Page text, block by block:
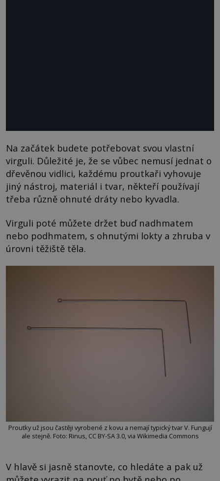
Na začátek budete potřebovat svou vlastní
virguli. Důležité je, že se vůbec nemusí jednat o
dřevěnou vidlici, každému proutkaři vyhovuje
jiný nástroj, materiál i tvar, někteří používají
třeba různě ohnuté dráty nebo kyvadla.
Virguli poté můžete držet buď nadhmatem
nebo podhmatem, s ohnutými lokty a zhruba v
úrovni těžiště těla.
Proutky už jsou častěji vyrobené z kovu a nemají typický tvar V. Fungují
ale stejně. Foto: Rinus, CC BY-SA 3.0, via Wikimedia Commons
V hlavě si jasně stanovte, co hledáte a pak už